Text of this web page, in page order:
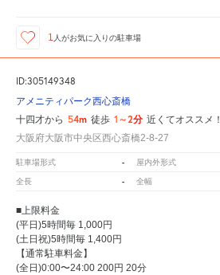
1 人がお気に入りの駐車場
ID:305149348
アメニティパーク西心斎橋
十四才から 54m 徒歩 1～2分 近くてオススメ！
大阪府大阪市中央区西心斎橋2-8-27
駐車場形式 - 屋内外形式
全長 - 全幅
■上限料金
(平日)5時間毎 1,000円
(土日祝)5時間毎 1,400円
【通常駐車料金】
(全日)0:00〜24:00 200円 20分